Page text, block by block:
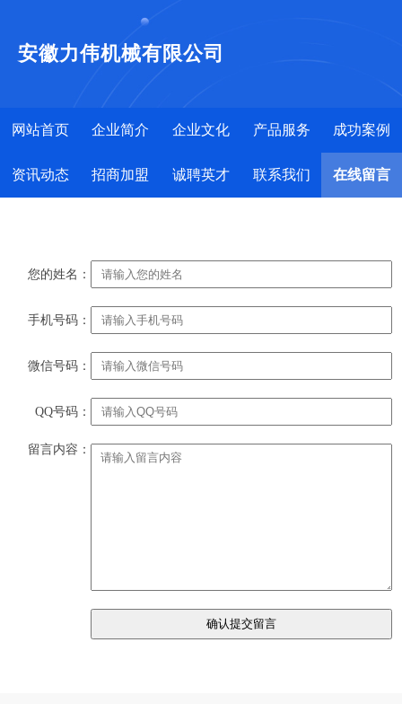
安徽力伟机械有限公司
网站首页 企业简介 企业文化 产品服务 成功案例
资讯动态 招商加盟 诚聘英才 联系我们 在线留言
您的姓名：
手机号码：
微信号码：
QQ号码：
留言内容：